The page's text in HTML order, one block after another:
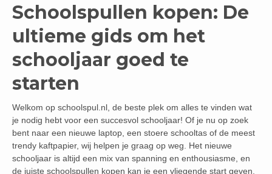
Schoolspullen kopen: De
ultieme gids om het
schooljaar goed te
starten
Welkom op schoolspul.nl, de beste plek om alles te vinden wat
je nodig hebt voor een succesvol schooljaar! Of je nu op zoek
bent naar een nieuwe laptop, een stoere schooltas of de meest
trendy kaftpapier, wij helpen je graag op weg. Het nieuwe
schooljaar is altijd een mix van spanning en enthousiasme, en
de juiste schoolspullen kopen kan je een vliegende start geven.